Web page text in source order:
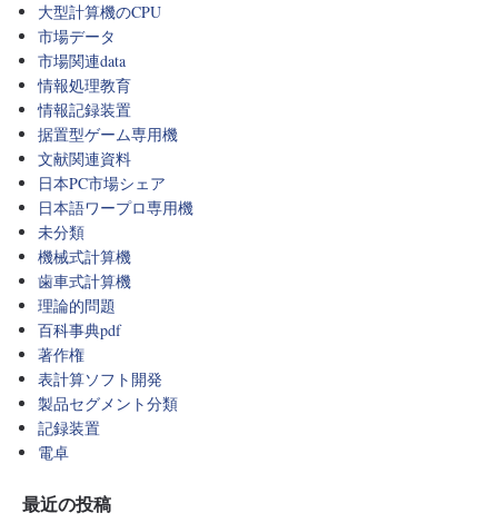
大型計算機のCPU
市場データ
市場関連data
情報処理教育
情報記録装置
据置型ゲーム専用機
文献関連資料
日本PC市場シェア
日本語ワープロ専用機
未分類
機械式計算機
歯車式計算機
理論的問題
百科事典pdf
著作権
表計算ソフト開発
製品セグメント分類
記録装置
電卓
最近の投稿